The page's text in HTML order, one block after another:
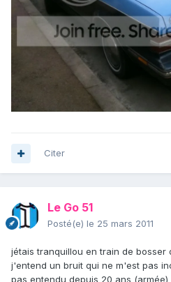
Citer
Le Go 51
Posté(e) le 25 mars 2011
jétais tranquillou en train de bosser
j'entend un bruit qui ne m'est pas
pas entendu depuis 20 ans